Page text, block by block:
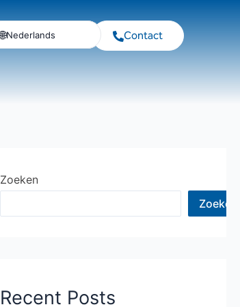
Nederlands Contact
Zoeken
Zoeken
Recent Posts